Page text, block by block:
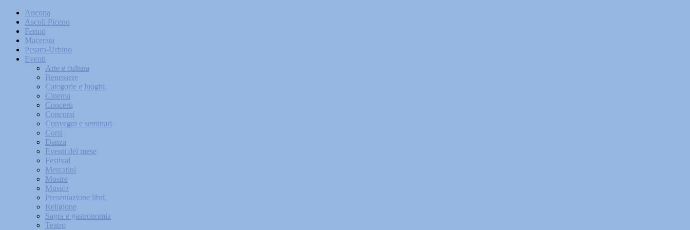
Ancona
Ascoli Piceno
Fermo
Macerata
Pesaro-Urbino
Eventi
Arte e cultura
Benessere
Categorie e luoghi
Cinema
Concerti
Concorsi
Convegni e seminari
Corsi
Danza
Eventi del mese
Festival
Mercatini
Mostre
Musica
Presentazione libri
Religione
Sagra e gastronomia
Teatro